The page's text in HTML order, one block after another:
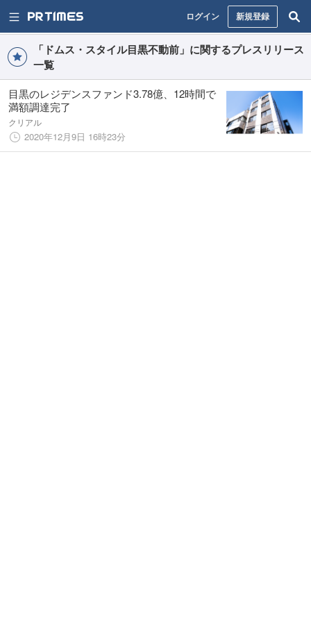
ログイン 新規登録
「ドムス・スタイル目黒不動前」に関するプレスリリース
一覧
目黒のレジデンスファンド3.78億、12時間で
満額調達完了
クリアル
2020年12月9日 16時23分